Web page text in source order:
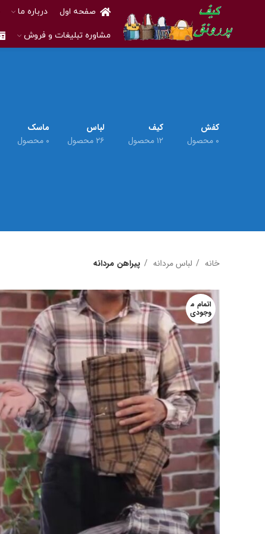
صفحه اول درباره ما
مشاوره تبلیغات و فروش
کفش
۰ محصول
کیف
۱۲ محصول
لباس
۲۶ محصول
ماسک
۰ محصول
خانه لباس مردانه پیراهن مردانه
اتمام م
وجودی